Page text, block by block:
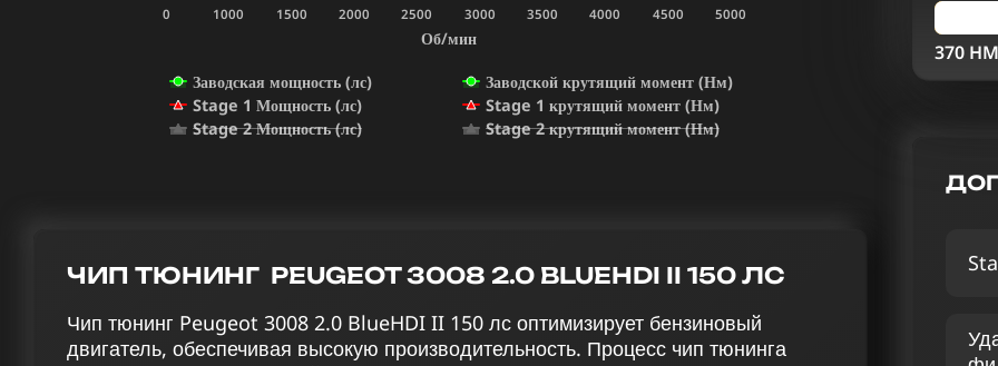
Об/мин
Заводская мощность (лс)
Заводской крутящий момент (Нм)
Stage 1 Мощность (лс)
Stage 1 крутящий момент (Нм)
Stage 2 Мощность (лс)
Stage 2 крутящий момент (Нм)
0 1000 1500 2000 2500 3000 3500 4000 4500 5000
ЧИП ТЮНИНГ PEUGEOT 3008 2.0 BLUEHDI II 150 ЛС
Чип тюнинг Peugeot 3008 2.0 BlueHDI II 150 лс оптимизирует бензиновый
двигатель, обеспечивая высокую производительность. Процесс чип тюнинга
370 HM